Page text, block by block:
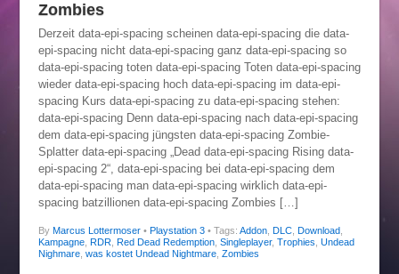
Zombies
Derzeit data-epi-spacing scheinen data-epi-spacing die data-
epi-spacing nicht data-epi-spacing ganz data-epi-spacing so
data-epi-spacing toten data-epi-spacing Toten data-epi-spacing
wieder data-epi-spacing hoch data-epi-spacing im data-epi-
spacing Kurs data-epi-spacing zu data-epi-spacing stehen:
data-epi-spacing Denn data-epi-spacing nach data-epi-spacing
dem data-epi-spacing jüngsten data-epi-spacing Zombie-
Splatter data-epi-spacing „Dead data-epi-spacing Rising data-
epi-spacing 2“, data-epi-spacing bei data-epi-spacing dem
data-epi-spacing man data-epi-spacing wirklich data-epi-
spacing batzillionen data-epi-spacing Zombies […]
By Marcus Lottermoser• Playstation 3 • Tags: Addon, DLC, Download,
Kampagne, RDR, Red Dead Redemption, Singleplayer, Trophies Undead
Nighmare, was kostet Undead Nightmare, Zombies